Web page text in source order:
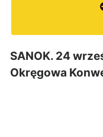
SANOK. 24
Okręgowa